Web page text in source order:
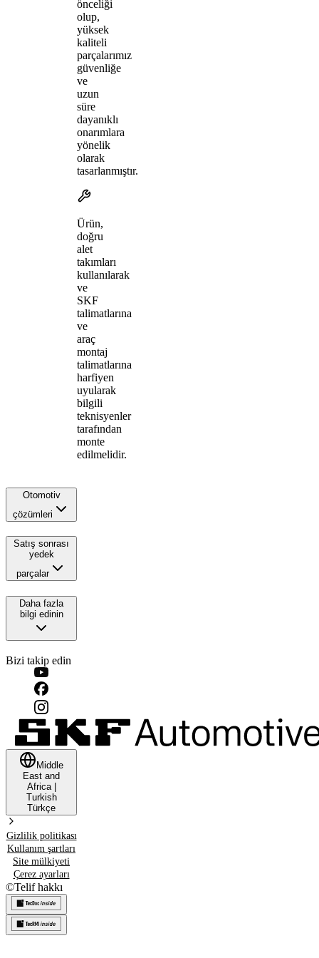
önceliği
olup,
yüksek
kaliteli
parçalarımız
güvenliğe
ve
uzun
süre
dayanıklı
onarımlara
yönelik
olarak
tasarlanmıştır.
Ürün,
doğru
alet
takımları
kullanılarak
ve
SKF
talimatlarına
ve
araç
montaj
talimatlarına
harfiyen
uyularak
bilgili
teknisyenler
tarafından
monte
edilmelidir.
Otomotiv
çözümleri
Satış sonrası
yedek
parçalar
Daha fazla
bilgi edinin
Bizi takip edin
Middle
East and
Africa|
Turkish
Türkçe
Gizlilik politikası
Kullanım şartları
Site mülkiyeti
Çerez ayarları
©Telif hakkı